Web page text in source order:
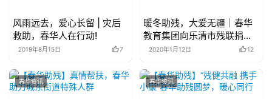
风雨远去，爱心长留 | 灾后
救助，春华人在行动!
2019年8月15日 7
暖冬助残，大爱无疆｜春华
教育集团向乐清市残联捐赠
100万元
2020年1月12日 12
春华资讯 春华资讯